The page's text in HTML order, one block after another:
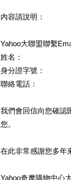
內容請說明：
Yahoo大聯盟聯繫
姓名：
身分證字號：
聯絡電話：
我們會回信向您確認
您。
在此非常感謝您多年
Yahoo奇摩購物中心